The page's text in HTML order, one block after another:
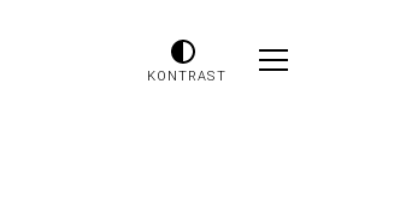
KONTRAST